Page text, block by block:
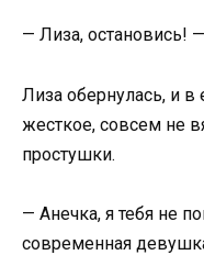
— Лиза, остановись!
Лиза обернулась, и в
жесткое, совсем не
простушки.
— Анечка, я тебя не
современная